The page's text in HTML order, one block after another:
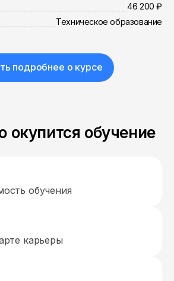
46 200 ₽
Техническое образование
подробнее о курсе
окупится обучение
обучения
карьеры